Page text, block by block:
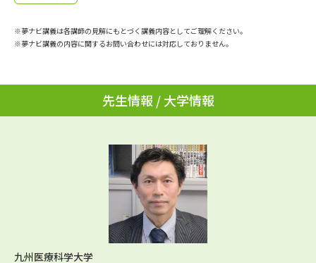
ユーザーサポート
受付内容・発送状況の確認
個人情報取扱規定
テレメール進学カタログ
訂正のご案内
※夢ナビ講義は各講師の見解にもとづく講義内容としてご理解ください。
※夢ナビ講義の内容に関するお問い合わせには対応しておりません。
先生情報 / 大学情報
九州医療科学大学